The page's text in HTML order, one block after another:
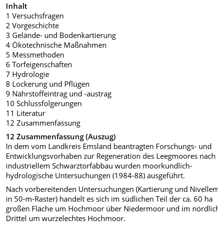
Inhalt
1 Versuchsfragen
2 Vorgeschichte
3 Gelände- und Bodenkartierung
4 Ökotechnische Maßnahmen
5 Messmethoden
6 Torfeigenschaften
7 Hydrologie
8 Lockerung und Pflügen
9 Nährstoffeintrag und -austrag
10 Schlussfolgerungen
11 Literatur
12 Zusammenfassung
12 Zusammenfassung (Auszug)
In dem vom Landkreis Emsland beantragten Forschungs- und
Entwicklungsvorhaben zur Regeneration des Leegmoores nach
industriellem Schwarztorfabbau wurden moorkundlich-
hydrologische Untersuchungen (1984-88) ausgeführt.
Nach vorbereitenden Untersuchungen (Kartierung und
in 50-m-Raster) handelt es sich im südlichen Teil der ca. 60 ha
großen Fläche um Hochmoor über Niedermoor und im
Drittel um wurzelechtes Hochmoor.